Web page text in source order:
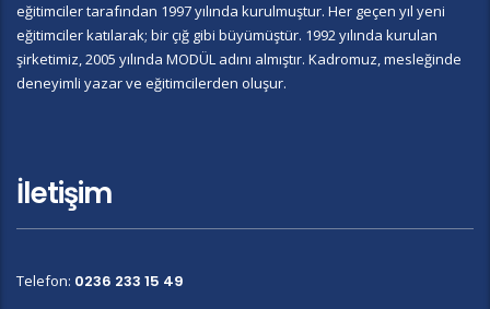
eğitimciler tarafından 1997 yılında kurulmuştur. Her geçen yıl yeni
eğitimciler katılarak; bir çığ gibi büyümüştür. 1992 yılında kurulan
şirketimiz, 2005 yılında MODÜL adını almıştır. Kadromuz, mesleğinde
deneyimli yazar ve eğitimcilerden oluşur.
İletişim
Telefon: 0236 233 15 49